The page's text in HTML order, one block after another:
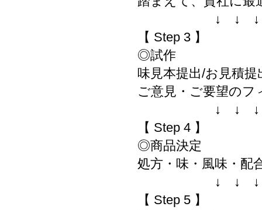
↓ ↓
【 Step 3 】
◎試作
味見本提出/お見積
ご意見・ご要望の
↓ ↓
【 Step 4 】
◎商品決定
処方・味・風味・配
↓ ↓
【 Step 5 】